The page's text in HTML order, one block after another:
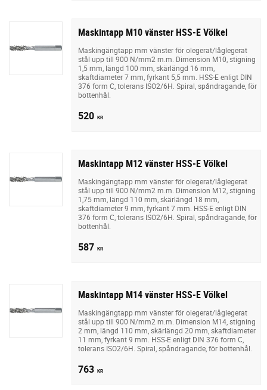
Maskintapp M10 vänster HSS-E Völkel
Maskingängtapp mm vänster för olegerat/låglegerat
stål upp till 900 N/mm2 m.m. Dimension M10, stigning
1,5 mm, längd 100 mm, skärlängd 16 mm,
skaftdiameter 7 mm, fyrkant 5,5 mm. HSS-E enligt DIN
376 form C, tolerans ISO2/6H. Spiral, spåndragande, för
bottenhål.
520 KR
Maskintapp M12 vänster HSS-E Völkel
Maskingängtapp mm vänster för olegerat/låglegerat
stål upp till 900 N/mm2 m.m. Dimension M12, stigning
1,75 mm, längd 110 mm, skärlängd 18 mm,
skaftdiameter 9 mm, fyrkant 7 mm. HSS-E enligt DIN
376 form C, tolerans ISO2/6H. Spiral, spåndragande, för
bottenhål.
587 KR
Maskintapp M14 vänster HSS-E Völkel
Maskingängtapp mm vänster för olegerat/låglegerat
stål upp till 900 N/mm2 m.m. Dimension M14, stigning
2 mm, längd 110 mm, skärlängd 20 mm, skaftdiameter
11 mm, fyrkant 9 mm. HSS-E enligt DIN 376 form C,
tolerans ISO2/6H. Spiral, spåndragande, för bottenhål.
763 KR